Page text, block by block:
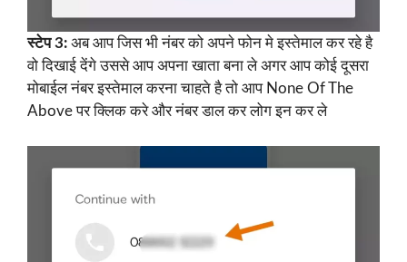
स्टेप 3: अब आप जिस भी नंबर को अपने फोन मे इस्तेमाल कर रहे है
वो दिखाई देंगे उससे आप अपना खाता बना ले अगर आप कोई दूसरा
मोबाईल नंबर इस्तेमाल करना चाहते है तो आप None Of The
Above पर क्लिक करे और नंबर डाल कर लोग इन कर ले